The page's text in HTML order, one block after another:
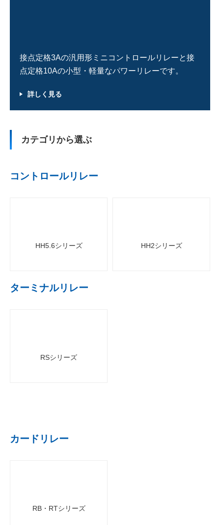
操作表示機器
高圧受配電機器
エネルギー管理機器
接点定格3Aの汎用形ミニコントロールリレーと接
点定格10Aの小型・軽量なパワーリレーです。
詳しく見る
カテゴリから選ぶ
コントロールリレー
HH5.6シリーズ HH2シリーズ
ターミナルリレー
RSシリーズ
カードリレー
RB・RTシリーズ